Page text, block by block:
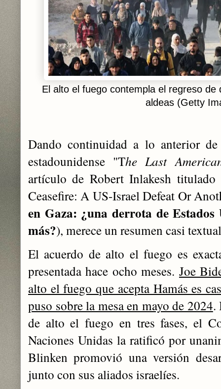
El alto el fuego contempla el regreso
aldeas (Getty
Dando continuidad a lo anterior
estadounidense "The Last
artículo de Robert Inlakesh titulado
Ceasefire: A US-Israel Defeat Or
en Gaza: ¿una derrota de
más?), merece un resumen casi
El acuerdo de alto el fuego es
presentada hace ocho meses. Joe
alto el fuego que acepta Hamás es
puso sobre la mesa en mayo de 2024.
de alto el fuego en tres fases, el
Naciones Unidas la ratificó por
Blinken promovió una versión
junto con sus aliados israelíes.